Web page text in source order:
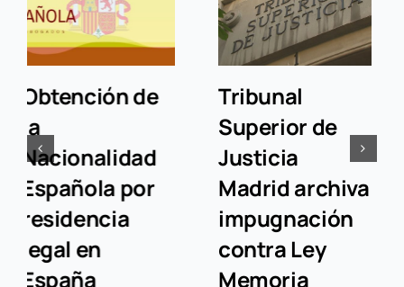
Tribunal
Superior de
Justicia
Madrid archiva
impugnación
contra Ley
Memoria
Entrevista El
Toque a Ariel
Fraga.
Actualidad Ley
de Memoria
Democrática.
Fecha